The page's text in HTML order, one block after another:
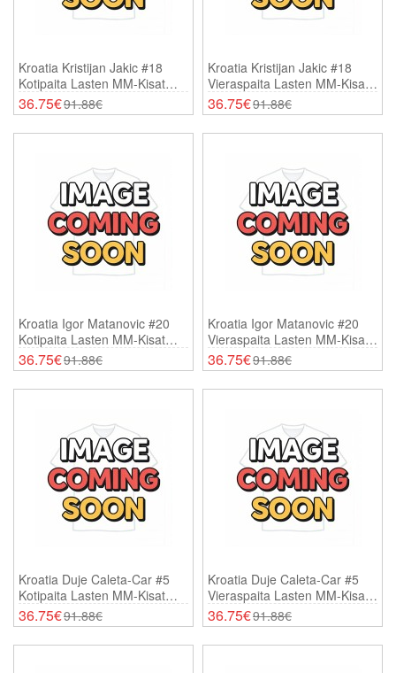
Kroatia Kristijan Jakic #18
Kotipaita Lasten MM-Kisat
2026 Lyhythihainen (+
Shortsit)
36.75€91.88€
Kroatia Kristijan Jakic #18
Vieraspaita Lasten MM-Kisat
2026 Lyhythihainen (+
Shortsit)
36.75€91.88€
Kroatia Igor Matanovic #20
Kotipaita Lasten MM-Kisat
2026 Lyhythihainen (+
Shortsit)
36.75€91.88€
Kroatia Igor Matanovic #20
Vieraspaita Lasten MM-Kisat
2026 Lyhythihainen (+
Shortsit)
36.75€91.88€
Kroatia Duje Caleta-Car #5
Kotipaita Lasten MM-Kisat
2026 Lyhythihainen (+
Shortsit)
36.75€91.88€
Kroatia Duje Caleta-Car #5
Vieraspaita Lasten MM-Kisat
2026 Lyhythihainen (+
Shortsit)
36.75€91.88€